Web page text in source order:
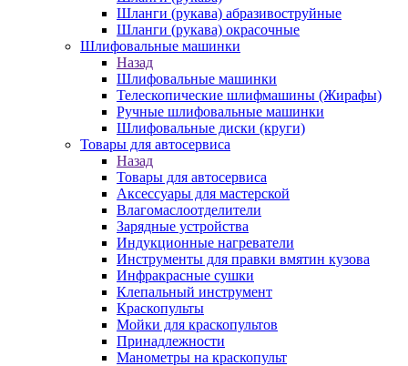
Шланги (рукава) абразивоструйные
Шланги (рукава) окрасочные
Шлифовальные машинки
Назад
Шлифовальные машинки
Телескопические шлифмашины (Жирафы)
Ручные шлифовальные машинки
Шлифовальные диски (круги)
Товары для автосервиса
Назад
Товары для автосервиса
Аксессуары для мастерской
Влагомаслоотделители
Зарядные устройства
Индукционные нагреватели
Инструменты для правки вмятин кузова
Инфракрасные сушки
Клепальный инструмент
Краскопульты
Мойки для краскопультов
Принадлежности
Манометры на краскопульт